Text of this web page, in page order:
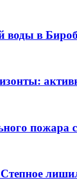
воды в
пожара